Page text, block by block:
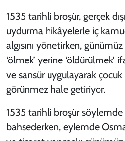
1535 tarihli broşür, gerçek
uydurma hikâyelerle iç
algısını yönetirken,
‘ölmek’ yerine ‘öldürülmek’
ve sansür uygulayarak çocuk
görünmez hale getiriyor.
1535 tarihli broşür
bahsederken, eylemde